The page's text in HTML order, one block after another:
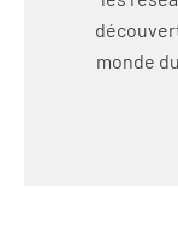
monde